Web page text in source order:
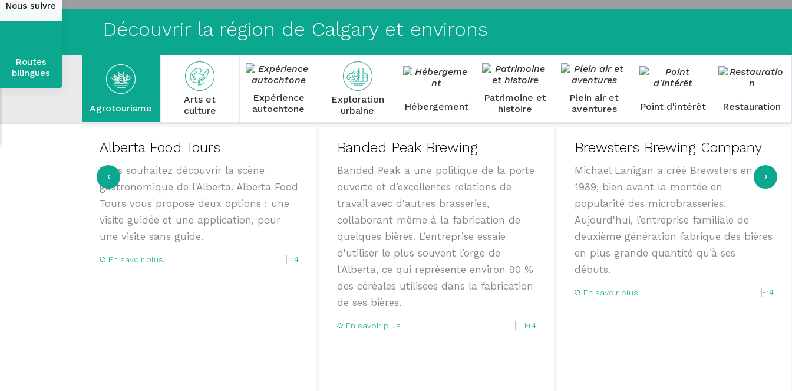
Nous suivre
Routes
bilingues
Découvrir la région de Calgary et environs
Agrotourisme
Arts et
culture
Expérience
autochtone
Exploration
urbaine
Hébergement
Patrimoine et
histoire
Plein air et
aventures
Point d'intérêt Restauration
Alberta Food Tours
Vous souhaitez découvrir la scène
gastronomique de l'Alberta. Alberta Food
Tours vous propose deux options : une
visite guidée et une application, pour
une visite sans guide.
En savoir plus
Banded Peak Brewing
Banded Peak a une politique de la porte
ouverte et d’excellentes relations de
travail avec d'autres brasseries,
collaborant même à la fabrication de
quelques bières. L’entreprise essaie
d'utiliser le plus souvent l’orge de
l'Alberta, ce qui représente environ 90 %
des céréales utilisées dans la fabrication
de ses bières.
En savoir plus
Brewsters Brewing Company
Michael Lanigan a créé Brewsters en
1989, bien avant la montée en
popularité des microbrasseries.
Aujourd'hui, l’entreprise familiale de
deuxième génération fabrique des bières
en plus grande quantité qu’à ses
débuts.
En savoir plus
‹ ›